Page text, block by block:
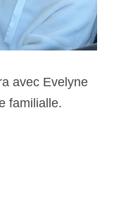
avec Evelyne
familialle.